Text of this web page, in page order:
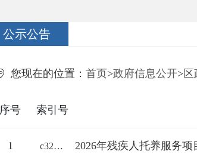
公示公告
您现在的位置： 首页>政府信息公开>区
序号 索引号
1 c32/2026-2384800 2026年残疾人托养服务